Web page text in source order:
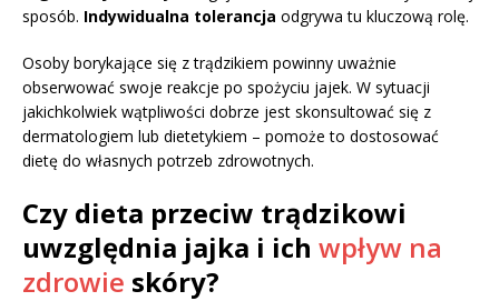
sposób. Indywidualna tolerancja odgrywa tu kluczową rolę.
Osoby borykające się z trądzikiem powinny uważnie
obserwować swoje reakcje po spożyciu jajek. W sytuacji
jakichkolwiek wątpliwości dobrze jest skonsultować się z
dermatologiem lub dietetykiem – pomoże to dostosować
dietę do własnych potrzeb zdrowotnych.
Czy dieta przeciw trądzikowi
uwzględnia jajka i ich wpływ na
zdrowie skóry?